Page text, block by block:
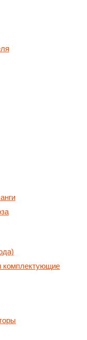
комплектующие